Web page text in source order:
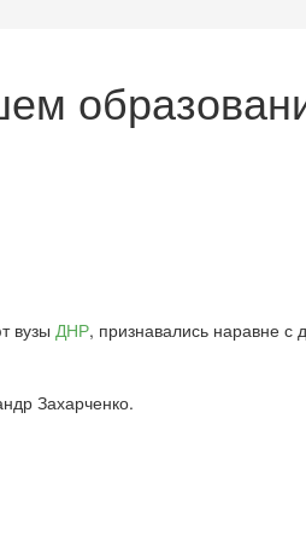
вузы ДНР, признавались наравне с
Захарченко.